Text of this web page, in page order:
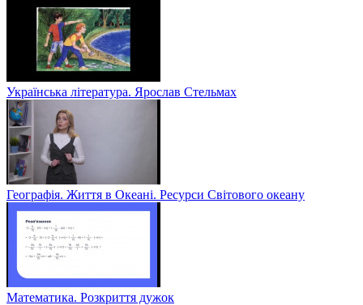
Українська література. Ярослав Стельмах
Географія. Життя в Океані. Ресурси Світового океану
Математика. Розкриття дужок